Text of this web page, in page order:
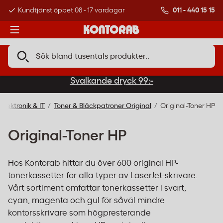
Kundtjänst öppet 08 - 17 vardagar Över 500 000
011 - 440 15 15
Svalkande dryck 99:-
Elektronik & IT Toner & Bläckpatroner Original Original-Toner HP
Original-Toner HP
Hos Kontorab hittar du över 600 original HP-
tonerkassetter för alla typer av LaserJet-skrivare.
Vårt sortiment omfattar tonerkassetter i svart,
cyan, magenta och gul för såväl mindre
kontorsskrivare som högpresterande